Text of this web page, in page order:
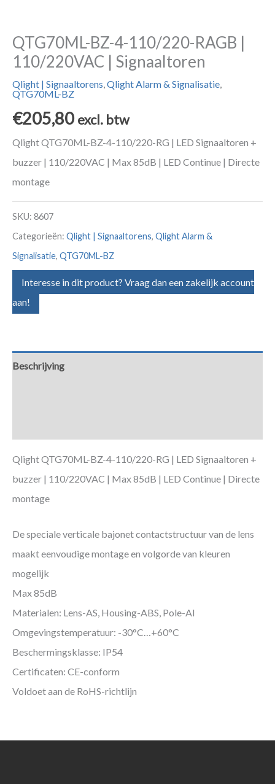
QTG70ML-BZ-4-110/220-RAGB |
110/220VAC | Signaaltoren
Qlight | Signaaltorens,Qlight Alarm & Signalisatie,
QTG70ML-BZ
€205,80 excl. btw
Qlight QTG70ML-BZ-4-110/220-RG | LED Signaaltoren +
buzzer | 110/220VAC | Max 85dB | LED Continue | Directe
montage
SKU: 8607
Categorieën: Qlight | Signaaltorens, Qlight Alarm &
Signalisatie, QTG70ML-BZ
Interesse in dit product? Vraag dan een zakelijk account
aan!
Beschrijving
Qlight QTG70ML-BZ-4-110/220-RG | LED Signaaltoren +
buzzer | 110/220VAC | Max 85dB | LED Continue | Directe
montage
De speciale verticale bajonet contactstructuur van de lens
maakt eenvoudige montage en volgorde van kleuren
mogelijk
Max 85dB
Materialen: Lens-AS, Housing-ABS, Pole-Al
Omgevingstemperatuur: -30°C…+60°C
Beschermingsklasse: IP54
Certificaten: CE-conform
Voldoet aan de RoHS-richtlijn